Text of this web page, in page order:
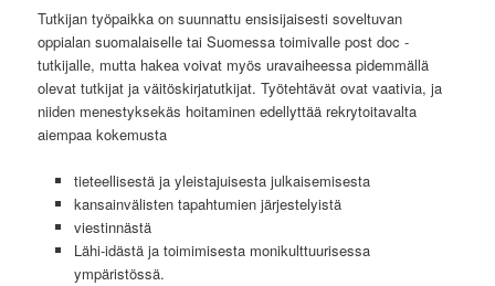
Tutkijan työpaikka on suunnattu ensisijaisesti soveltuvan
oppialan suomalaiselle tai Suomessa toimivalle post doc -
tutkijalle, mutta hakea voivat myös uravaiheessa pidemmällä
olevat tutkijat ja väitöskirjatutkijat. Työtehtävät ovat vaativia, ja
niiden menestyksekäs hoitaminen edellyttää rekrytoitavalta
aiempaa kokemusta
tieteellisestä ja yleistajuisesta julkaisemisesta
kansainvälisten tapahtumien järjestelyistä
viestinnästä
Lähi-idästä ja toimimisesta monikulttuurisessa
ympäristössä.